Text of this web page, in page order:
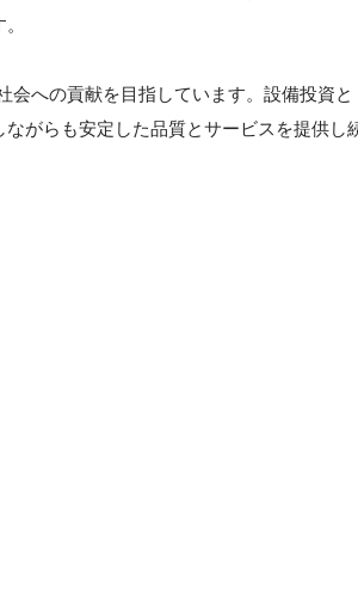
への貢献を目指しています。設備投資と
がらも安定した品質とサービスを提供し